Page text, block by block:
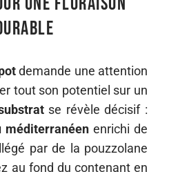
demande une attention
tout son potentiel sur un
se révèle décisif :
méditerranéen enrichi de
par de la pouzzolane
au fond du contenant en